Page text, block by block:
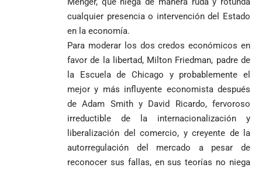
cualquier presencia o intervención del Estado
en la economía.
Para moderar los dos credos económicos en
favor de la libertad, Milton Friedman, padre de
la Escuela de Chicago y probablemente el
mejor y más influyente economista después
de Adam Smith y David Ricardo, fervoroso
irreductible de la internacionalización y
liberalización del comercio, y creyente de la
autorregulación del mercado a pesar de
reconocer sus fallas, en sus teorías no niega